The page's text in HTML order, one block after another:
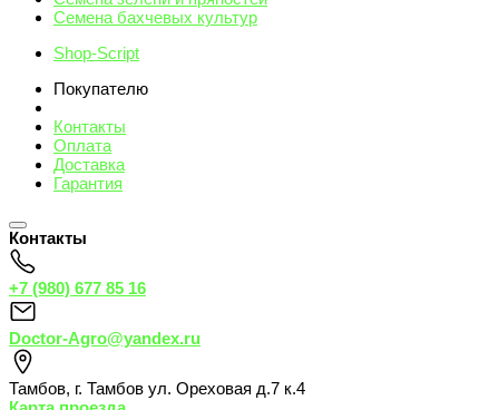
Семена бахчевых культур
Shop-Script
Покупателю
Контакты
Оплата
Доставка
Гарантия
Контакты
+7 (980) 677 85 16
Doctor-Agro@yandex.ru
Тамбов, г. Тамбов ул. Ореховая д.7 к.4